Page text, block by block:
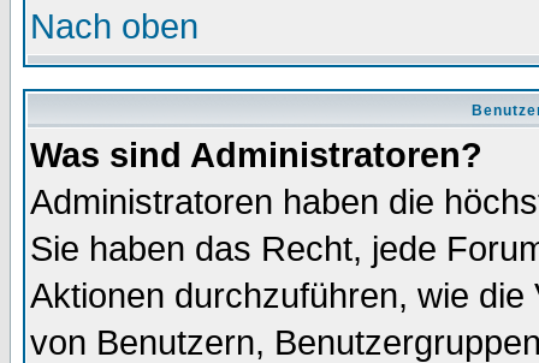
Nach oben
Was sind Administratoren?
Administratoren haben die
Sie haben das Recht, jede
Aktionen durchzuführen, wie
von Benutzern,